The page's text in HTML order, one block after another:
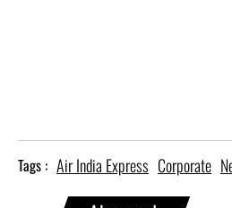
Tags : Air India Express Corporate